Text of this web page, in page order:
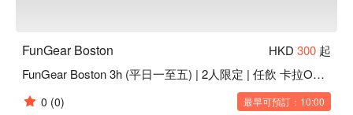
FunGear Boston HKD 300 起
FunGear Boston 3h (平日一至五) | 2人限定 | 任飲 卡拉OK | Mong Kok Party Room
0 (0) 最早可預訂：10:00